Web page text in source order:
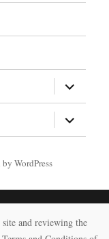
위
메
뉴
확
장
위
메
WordPress